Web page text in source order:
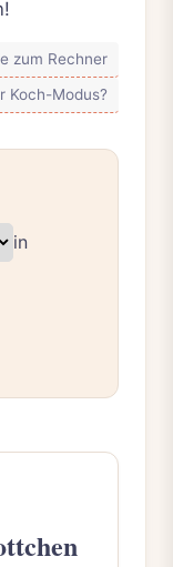
zum Rechner
Koch-Modus?
in